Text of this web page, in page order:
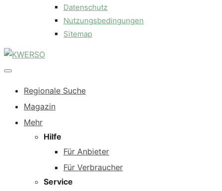
Datenschutz
Nutzungsbedingungen
Sitemap
Regionale Suche
Magazin
Mehr
Hilfe
Für Anbieter
Für Verbraucher
Service